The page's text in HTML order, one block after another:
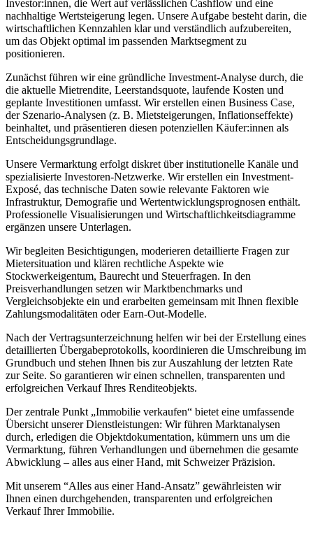
Investor:innen, die Wert auf verlässlichen Cashflow und eine
nachhaltige Wertsteigerung legen. Unsere Aufgabe besteht darin, die
wirtschaftlichen Kennzahlen klar und verständlich aufzubereiten,
um das Objekt optimal im passenden Marktsegment zu
positionieren.
Zunächst führen wir eine gründliche Investment-Analyse durch, die
die aktuelle Mietrendite, Leerstandsquote, laufende Kosten und
geplante Investitionen umfasst. Wir erstellen einen Business Case,
der Szenario-Analysen (z. B. Mietsteigerungen, Inflationseffekte)
beinhaltet, und präsentieren diesen potenziellen Käufer:innen als
Entscheidungsgrundlage.
Unsere Vermarktung erfolgt diskret über institutionelle Kanäle und
spezialisierte Investoren-Netzwerke. Wir erstellen ein Investment-
Exposé, das technische Daten sowie relevante Faktoren wie
Infrastruktur, Demografie und Wertentwicklungsprognosen enthält.
Professionelle Visualisierungen und Wirtschaftlichkeitsdiagramme
ergänzen unsere Unterlagen.
Wir begleiten Besichtigungen, moderieren detaillierte Fragen zur
Mietersituation und klären rechtliche Aspekte wie
Stockwerkeigentum, Baurecht und Steuerfragen. In den
Preisverhandlungen setzen wir Marktbenchmarks und
Vergleichsobjekte ein und erarbeiten gemeinsam mit Ihnen flexible
Zahlungsmodalitäten oder Earn-Out-Modelle.
Nach der Vertragsunterzeichnung helfen wir bei der Erstellung eines
detaillierten Übergabeprotokolls, koordinieren die Umschreibung im
Grundbuch und stehen Ihnen bis zur Auszahlung der letzten Rate
zur Seite. So garantieren wir einen schnellen, transparenten und
erfolgreichen Verkauf Ihres Renditeobjekts.
Der zentrale Punkt „Immobilie verkaufen“ bietet eine umfassende
Übersicht unserer Dienstleistungen: Wir führen Marktanalysen
durch, erledigen die Objektdokumentation, kümmern uns um die
Vermarktung, führen Verhandlungen und übernehmen die gesamte
Abwicklung – alles aus einer Hand, mit Schweizer Präzision.
Mit unserem “Alles aus einer Hand-Ansatz” gewährleisten wir
Ihnen einen durchgehenden, transparenten und erfolgreichen
Verkauf Ihrer Immobilie.